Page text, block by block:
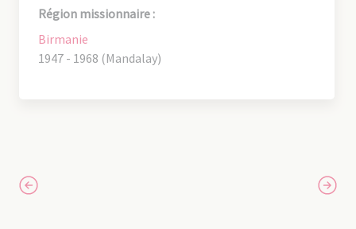
Région missionnaire :
Birmanie
1947 - 1968 (Mandalay)